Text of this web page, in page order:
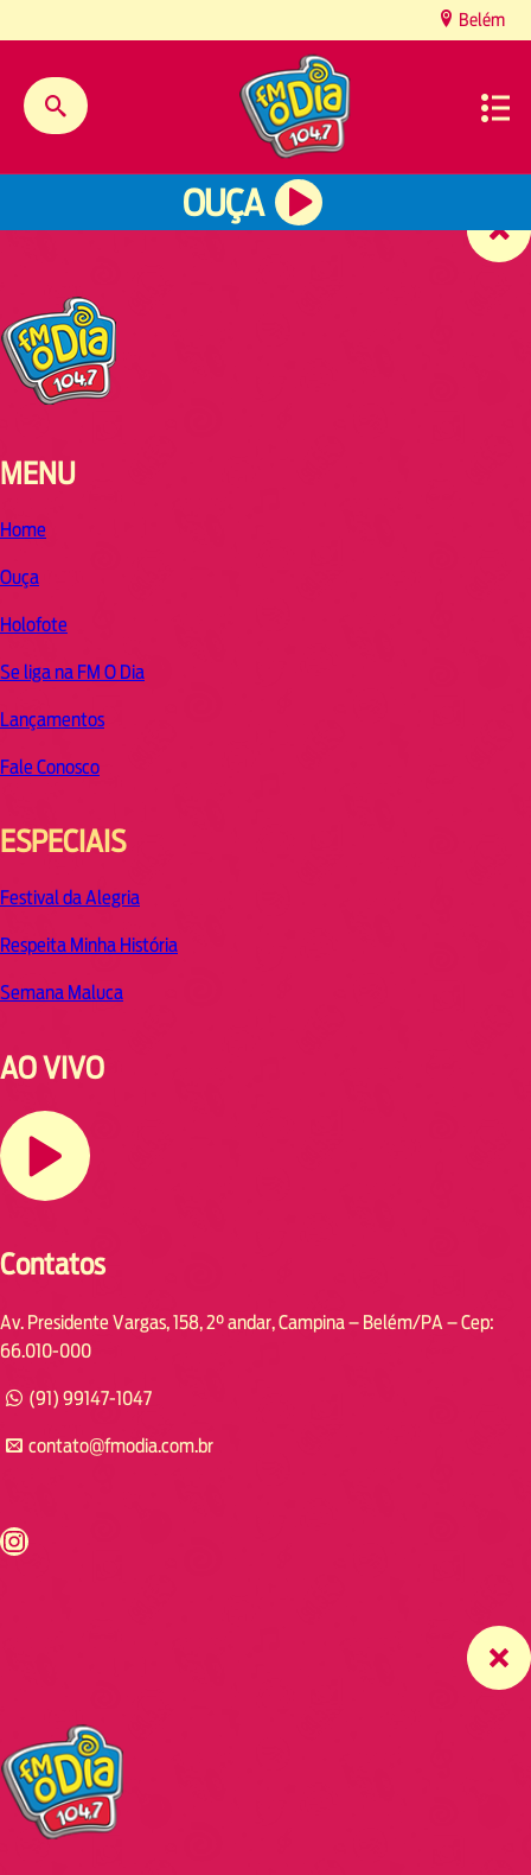
Belém
OUÇA
MENU
Home
Ouça
Holofote
Se liga na FM O Dia
Lançamentos
Fale Conosco
ESPECIAIS
Festival da Alegria
Respeita Minha História
Semana Maluca
AO VIVO
Contatos
Av. Presidente Vargas, 158, 2° andar, Campina – Belém/PA – Cep:
66.010-000
(91) 99147-1047
contato@fmodia.com.br
https://www.instagram.com/fmodia.cabofrio/